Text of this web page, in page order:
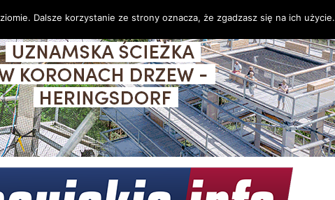
Dalsze korzystanie ze strony oznacza, że zgadzasz się na ich użycie.